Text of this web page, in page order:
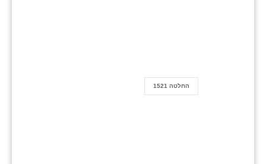
החלטה 1521